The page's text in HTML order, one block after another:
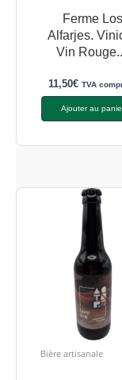
Ferme Los
Alfarjes.
Vin
11,50€ TVA
Ajouter au
Bière artisanale